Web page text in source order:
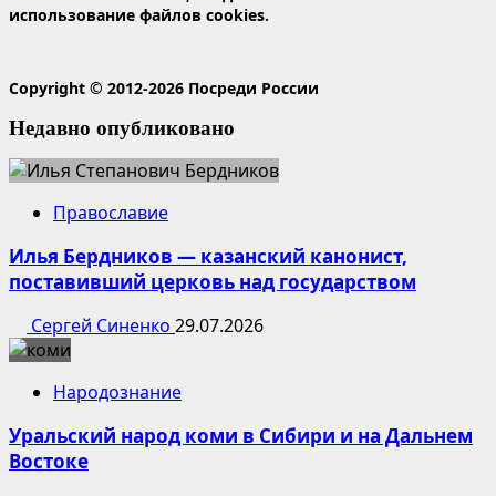
использование файлов cookies.
Copyright © 2012-2026 Посреди России
Недавно опубликовано
Православие
Илья Бердников — казанский канонист,
поставивший церковь над государством
Сергей Синенко 29.07.2026
Народознание
Уральский народ коми в Сибири и на Дальнем
Востоке